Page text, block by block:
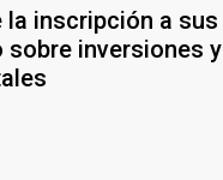
la inscripción a sus
inversiones y